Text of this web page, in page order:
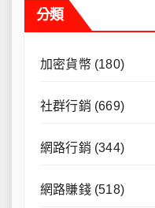
分類
加密貨幣(180)
社群行銷 (669)
網路行銷 (344)
網路賺錢(518)